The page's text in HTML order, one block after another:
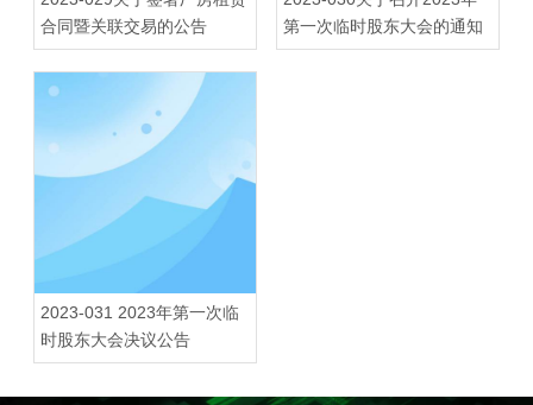
合同暨关联交易的公告
第一次临时股东大会的通知
2023-031 2023年第一次临
时股东大会决议公告